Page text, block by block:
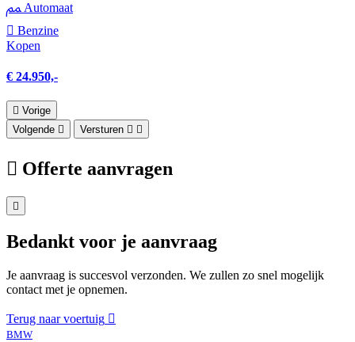
Automaat
Benzine
Kopen
€ 24.950,-
Vorige
Volgende
Versturen
Offerte aanvragen
Bedankt voor je aanvraag
Je aanvraag is succesvol verzonden. We zullen zo snel mogelijk
contact met je opnemen.
Terug naar voertuig
BMW